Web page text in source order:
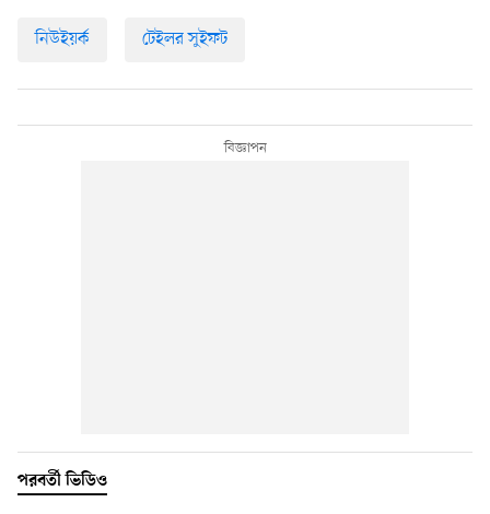
নিউইয়র্ক টেইলর সুইফট
পরবর্তী ভিডিও